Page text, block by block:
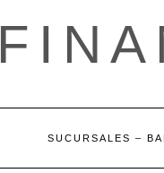
SUCURSALES –